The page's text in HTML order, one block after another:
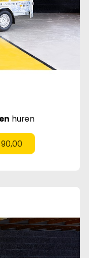
huren